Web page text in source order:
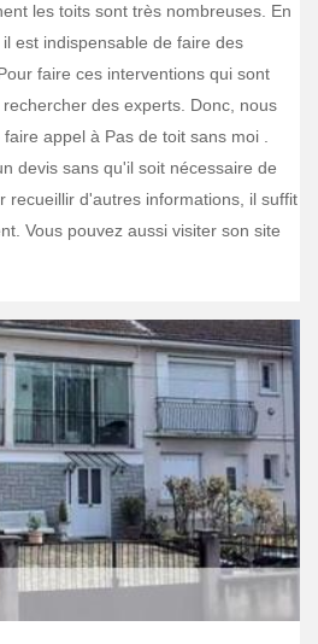
les toits sont très nombreuses. En
est indispensable de faire des
faire ces interventions qui sont
des experts. Donc, nous
appel à Pas de toit sans moi .
devis sans qu'il soit nécessaire de
recueillir d'autres informations, il suffit
Vous pouvez aussi visiter son site